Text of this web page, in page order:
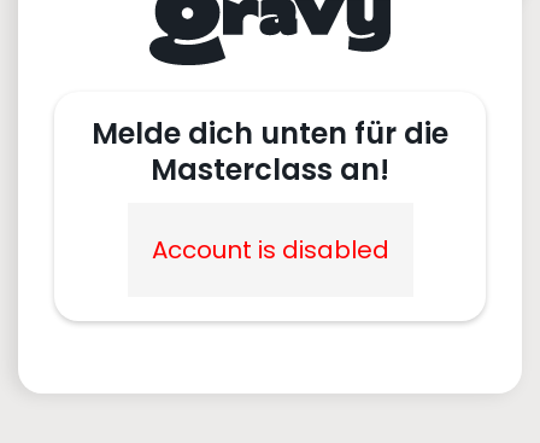
Melde dich unten für die
Masterclass an!
Account is disabled